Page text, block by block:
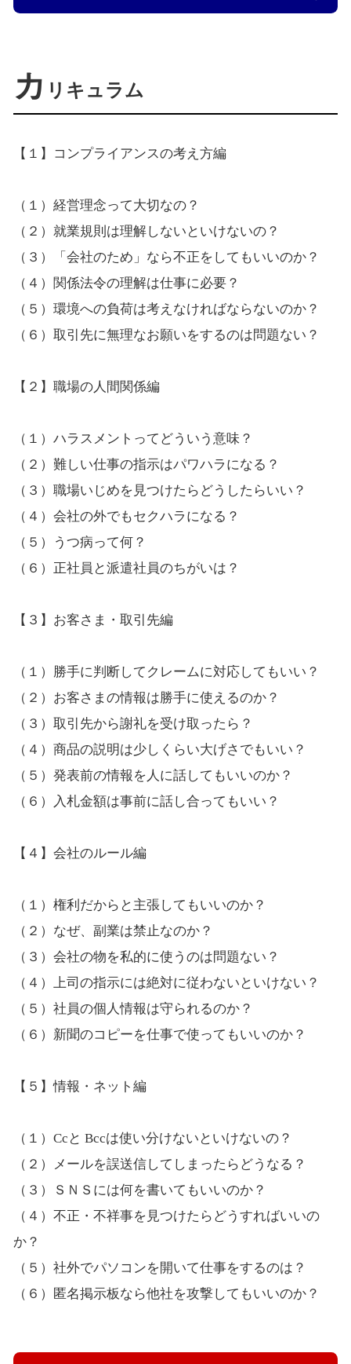
カ リキュラム
【１】コンプライアンスの考え方編
（１）経営理念って大切なの？
（２）就業規則は理解しないといけないの？
（３）「会社のため」なら不正をしてもいいのか？
（４）関係法令の理解は仕事に必要？
（５）環境への負荷は考えなければならないのか？
（６）取引先に無理なお願いをするのは問題ない？
【２】職場の人間関係編
（１）ハラスメントってどういう意味？
（２）難しい仕事の指示はパワハラになる？
（３）職場いじめを見つけたらどうしたらいい？
（４）会社の外でもセクハラになる？
（５）うつ病って何？
（６）正社員と派遣社員のちがいは？
【３】お客さま・取引先編
（１）勝手に判断してクレームに対応してもいい？
（２）お客さまの情報は勝手に使えるのか？
（３）取引先から謝礼を受け取ったら？
（４）商品の説明は少しくらい大げさでもいい？
（５）発表前の情報を人に話してもいいのか？
（６）入札金額は事前に話し合ってもいい？
【４】会社のルール編
（１）権利だからと主張してもいいのか？
（２）なぜ、副業は禁止なのか？
（３）会社の物を私的に使うのは問題ない？
（４）上司の指示には絶対に従わないといけない？
（５）社員の個人情報は守られるのか？
（６）新聞のコピーを仕事で使ってもいいのか？
【５】情報・ネット編
（１）Ccと Bccは使い分けないといけないの？
（２）メールを誤送信してしまったらどうなる？
（３）ＳＮＳには何を書いてもいいのか？
（４）不正・不祥事を見つけたらどうすればいいの
か？
（５）社外でパソコンを開いて仕事をするのは？
（６）匿名掲示板なら他社を攻撃してもいいのか？